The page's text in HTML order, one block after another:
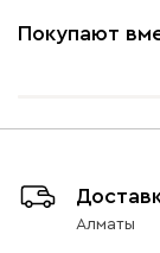
Кларинс
100 130
Покупают
Алматы